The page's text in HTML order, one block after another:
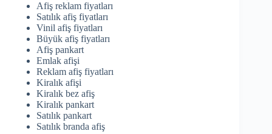
Afiş reklam fiyatları
Satılık afiş fiyatları
Vinil afiş fiyatları
Büyük afiş fiyatları
Afiş pankart
Emlak afişi
Reklam afiş fiyatları
Kiralık afişi
Kiralık bez afiş
Kiralık pankart
Satılık pankart
Satılık branda afiş